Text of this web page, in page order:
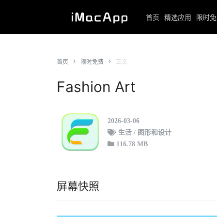
首页 精选应用 限时
首页 限时免费 正文
Fashion Art
2026-03-06
生活 / 图形和设计
116.78 MB
屏幕快照